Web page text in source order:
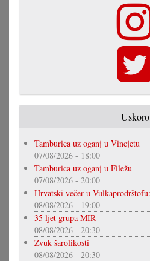
Uskoro
Tamburica uz oganj u Vincjetu
07/08/2026 - 18:00
Tamburica uz oganj u Filežu
07/08/2026 - 20:00
Hrvatski večer u
08/08/2026 - 19:00
35 ljet grupa MIR
08/08/2026 - 20:30
Zvuk šarolikosti
08/08/2026 - 20:30